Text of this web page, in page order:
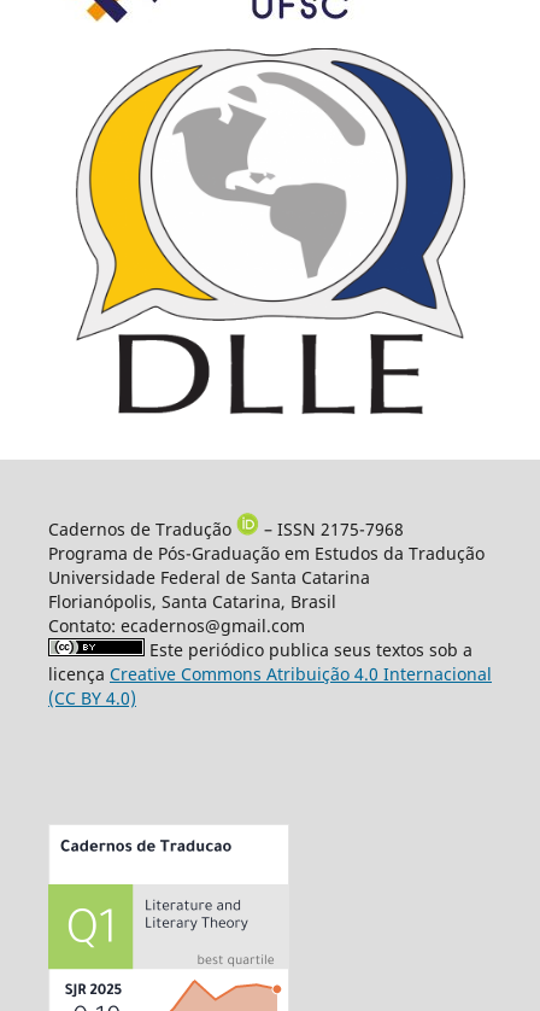
Cadernos de Tradução
– ISSN 2175-7968
Programa de Pós-Graduação em Estudos da Tradução
Universidade Federal de Santa Catarina
Florianópolis, Santa Catarina, Brasil
Contato: ecadernos@gmail.com
Este periódico publica seus textos sob a
licença Creative Commons Atribuição 4.0 Internacional
(CC BY 4.0)